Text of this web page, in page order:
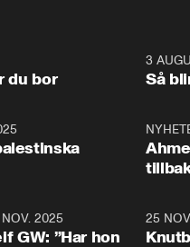
ställer upp i val. Ska vi
med så sitter vi förstås
du bor
3
Så
2025
GW: ”Har hon
25